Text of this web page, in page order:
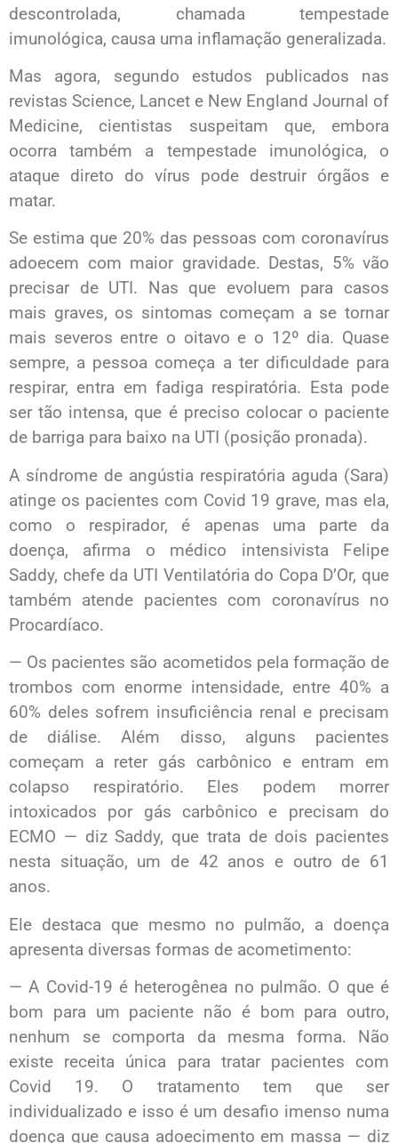
descontrolada, chamada tempestade
imunológica, causa uma inflamação generalizada.
Mas agora, segundo estudos publicados nas
revistas Science, Lancet e New England Journal of
Medicine, cientistas suspeitam que, embora
ocorra também a tempestade imunológica, o
ataque direto do vírus pode destruir órgãos e
matar.
Se estima que 20% das pessoas com coronavírus
adoecem com maior gravidade. Destas, 5% vão
precisar de UTI. Nas que evoluem para casos
mais graves, os sintomas começam a se tornar
mais severos entre o oitavo e o 12º dia. Quase
sempre, a pessoa começa a ter dificuldade para
respirar, entra em fadiga respiratória. Esta pode
ser tão intensa, que é preciso colocar o paciente
de barriga para baixo na UTI (posição pronada).
A síndrome de angústia respiratória aguda (Sara)
atinge os pacientes com Covid 19 grave, mas ela,
como o respirador, é apenas uma parte da
doença, afirma o médico intensivista Felipe
Saddy, chefe da UTI Ventilatória do Copa D’Or, que
também atende pacientes com coronavírus no
Procardíaco.
— Os pacientes são acometidos pela formação de
trombos com enorme intensidade, entre 40% a
60% deles sofrem insuficiência renal e precisam
de diálise. Além disso, alguns pacientes
começam a reter gás carbônico e entram em
colapso respiratório. Eles podem morrer
intoxicados por gás carbônico e precisam do
ECMO — diz Saddy, que trata de dois pacientes
nesta situação, um de 42 anos e outro de 61
anos.
Ele destaca que mesmo no pulmão, a doença
apresenta diversas formas de acometimento:
— A Covid-19 é heterogênea no pulmão. O que é
bom para um paciente não é bom para outro,
nenhum se comporta da mesma forma. Não
existe receita única para tratar pacientes com
Covid 19. O tratamento tem que ser
individualizado e isso é um desafio imenso numa
doença que causa adoecimento em massa — diz